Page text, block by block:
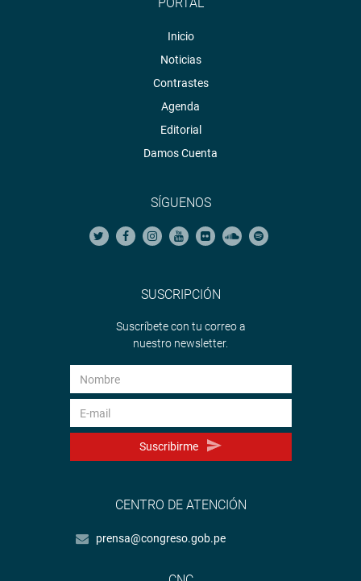
Inicio
Noticias
Contrastes
Agenda
Editorial
Damos Cuenta
SÍGUENOS
SUSCRIPCIÓN
Suscríbete con tu correo a
nuestro newsletter.
Suscribirme
CENTRO DE ATENCIÓN
prensa@congreso.gob.pe